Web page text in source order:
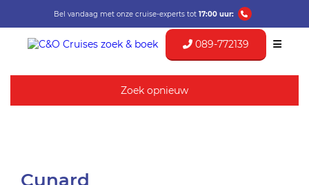
Bel vandaag met onze cruise-experts tot 17:00 uur:
089-772139
Zoek opnieuw
Cunard